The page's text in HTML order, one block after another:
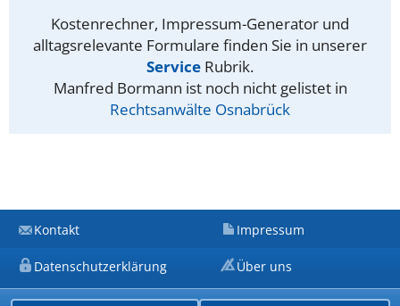
Kostenrechner, Impressum-Generator und
alltagsrelevante Formulare finden Sie in unserer
Service Rubrik.
Manfred Bormann ist noch nicht gelistet in
Rechtsanwälte Osnabrück
Kontakt Impressum
Datenschutzerklärung Über uns